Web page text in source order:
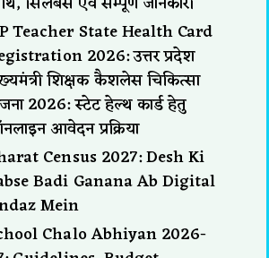
Teacher State Health Card
2026: उत्तर प्रदेश
शिक्षक कैशलेस चिकित्सा
2026: स्टेट हेल्थ कार्ड हेतु
आवेदन प्रक्रिया
Census 2027: Desh Ki
Badi Ganana Ab Digital
Mein
Chalo Abhiyan 2026-